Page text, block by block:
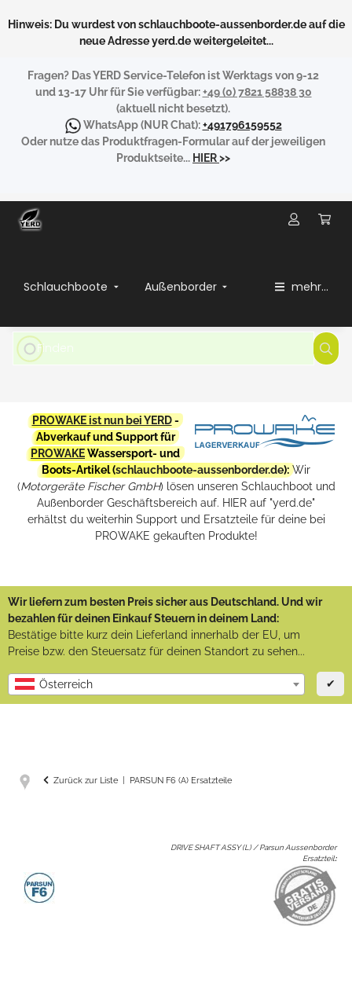
Hinweis: Du wurdest von schlauchboote-aussenborder.de auf die
neue Adresse yerd.de weitergeleitet...
Fragen? Das YERD Service-Telefon ist Werktags von 9-12
und 13-17 Uhr für Sie verfügbar:+49 (0) 7821 58838 30
(aktuell nicht besetzt).
WhatsApp(NUR Chat):+491796159552
Oder nutze das Produktfragen-Formular auf der jeweiligen
Produktseite... HIER>>
Schlauchboote Außenborder mehr...
PROWAKE ist nun bei YERD-
Abverkauf und Support für
PROWAKEWassersport- und
Boots-Artikel (schlauchboote-aussenborder.de): Wir
(Motorgeräte Fischer GmbH) lösen unseren Schlauchboot und
Außenborder Geschäftsbereich auf. HIER auf "yerd.de"
erhältst du weiterhin Support und Ersatzteile für deine bei
PROWAKE gekauften Produkte!
Wir liefern zum besten Preis sicher aus Deutschland. Und wir
bezahlen für deinen Einkauf Steuern in deinem Land:
Bestätige bitte kurz dein Lieferland innerhalb der EU, um
Preise bzw. den Steuersatz für deinen Standort zu sehen...
Österreich ✔
Zurück zur Liste PARSUN F6 (A) Ersatzteile
DRIVE SHAFT ASSY (L) / Parsun Aussenborder
Ersatzteil: